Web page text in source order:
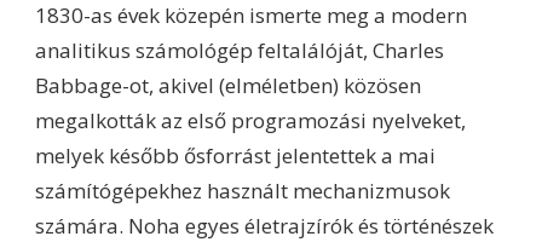
1830-as évek közepén ismerte meg a modern
analitikus számológép feltalálóját, Charles
Babbage-ot, akivel (elméletben) közösen
megalkották az első programozási nyelveket,
melyek később ősforrást jelentettek a mai
számítógépekhez használt mechanizmusok
számára. Noha egyes életrajzírók és történészek